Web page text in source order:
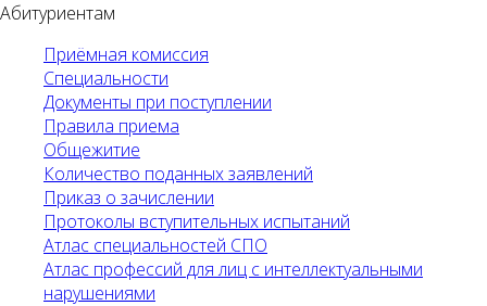
Абитуриентам
Приёмная комиссия
Специальности
Документы при поступлении
Правила приема
Общежитие
Количество поданных заявлений
Приказ о зачислении
Протоколы вступительных испытаний
Атлас специальностей СПО
Атлас профессий для лиц с интеллектуальными
нарушениями